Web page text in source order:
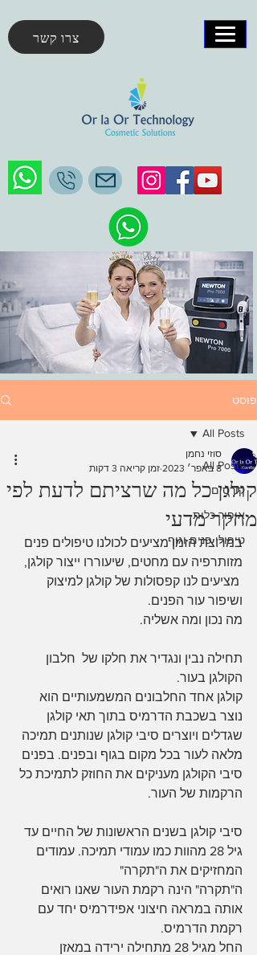
צרו קשר
פוסט
All Posts
קורסים
איפור כלות
טיפולי פנים וגוף
All Posts
קולגן כל מה שרציתם לדעת לפי
מחקר מדעי
סוזי נחמן
8 באפר׳ 2023
זמן קריאה 3 דקות
במרוצת הזמן מציעים לכולנו טיפולים פנים
מזותרפיה עם מחטים, שיעוררו ייצור קולגן,
מציעים לנו קפסולות של קולגן למיצוק
ושיפור עור הפנים.
מה נכון ומה אשליה.
תחילה נבין ונגדיר את חלקו של  חלבון
הקולגן בעור.
קולגן אחד החלבונים המשמעותיים הוא
נוצר בשכבת הדרמיס בתוך תאי קולגן
שגדלים ויוצרים סיבי קולגן שנותנים תמיכה
מלאה לעור בכל מקום בגוף ובפנים. בפנים
סיבי הקולגן מעניקים את החוזק לתמיכת כל
הרקמות של העור.
סיבי קולגן בשנים הראשונות של החיים עד
גיל 28 מהוות כמו עמודי תמיכה. עמודים
המחזיקים את ה"תקרה"
ה"תקרה" הינה רקמת העור שאנו רואים
אותה במראה חיצוני אפידרמיס יחד עם
רקמת הדרמיס.
החל מגיל 28 מתחילה ירידה במאזן